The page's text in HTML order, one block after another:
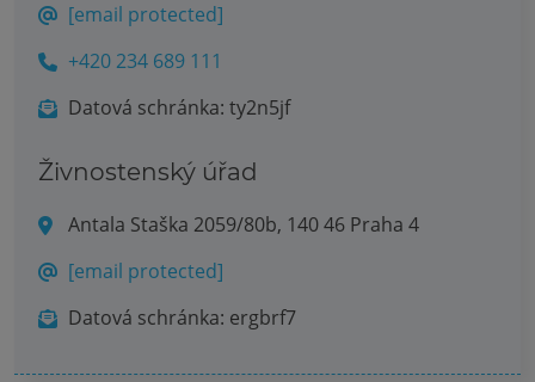
[email protected]
+420 234 689 111
Datová schránka: ty2n5jf
Živnostenský úřad
Antala Staška 2059/80b, 140 46 Praha 4
[email protected]
Datová schránka: ergbrf7